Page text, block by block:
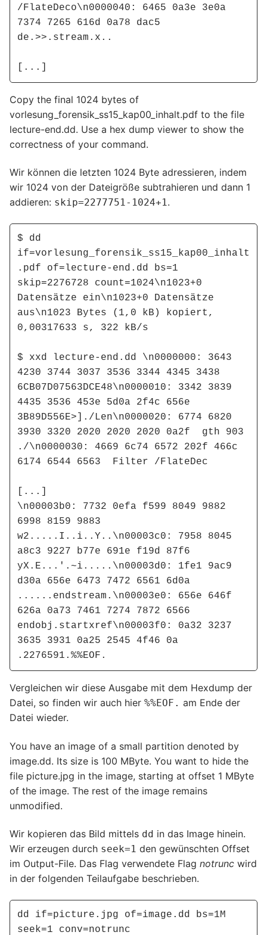
/FlateDeco\n0000040: 6465 0a3e 3e0a
7374 7265 616d 0a78 dac5
de.>>.stream.x..
[...]
Copy the final 1024 bytes of
vorlesung_forensik_ss15_kap00_inhalt.pdf to the file
lecture-end.dd. Use a hex dump viewer to show the
correctness of your command.
Wir können die letzten 1024 Byte adressieren, indem
wir 1024 von der Dateigröße subtrahieren und dann 1
addieren: skip=2277751-1024+1.
$ dd
if=vorlesung_forensik_ss15_kap00_inhalt
.pdf of=lecture-end.dd bs=1
skip=2276728 count=1024\n1023+0
Datensätze ein\n1023+0 Datensätze
aus\n1023 Bytes (1,0 kB) kopiert,
0,00317633 s, 322 kB/s
$ xxd lecture-end.dd \n0000000: 3643
4230 3744 3037 3536 3344 4345 3438
6CB07D07563DCE48\n0000010: 3342 3839
4435 3536 453e 5d0a 2f4c 656e
3B89D556E>]./Len\n0000020: 6774 6820
3930 3320 2020 2020 2020 0a2f  gth 903
./\n0000030: 4669 6c74 6572 202f 466c
6174 6544 6563  Filter /FlateDec
[...]
\n00003b0: 7732 0efa f599 8049 9882
6998 8159 9883
w2.....I..i..Y..\n00003c0: 7958 8045
a8c3 9227 b77e 691e f19d 87f6
yX.E...'.~i.....\n00003d0: 1fe1 9ac9
d30a 656e 6473 7472 6561 6d0a
......endstream.\n00003e0: 656e 646f
626a 0a73 7461 7274 7872 6566
endobj.startxref\n00003f0: 0a32 3237
3635 3931 0a25 2545 4f46 0a
.2276591.%%EOF.
Vergleichen wir diese Ausgabe mit dem Hexdump der
Datei, so finden wir auch hier %%EOF. am Ende der
Datei wieder.
You have an image of a small partition denoted by
image.dd. Its size is 100 MByte. You want to hide the
file picture.jpg in the image, starting at offset 1 MByte
of the image. The rest of the image remains
unmodified.
Wir kopieren das Bild mittels dd in das Image hinein.
Wir erzeugen durch seek=1 den gewünschten Offset
im Output-File. Das Flag verwendete Flag notrunc wird
in der folgenden Teilaufgabe beschrieben.
dd if=picture.jpg of=image.dd bs=1M
seek=1 conv=notrunc